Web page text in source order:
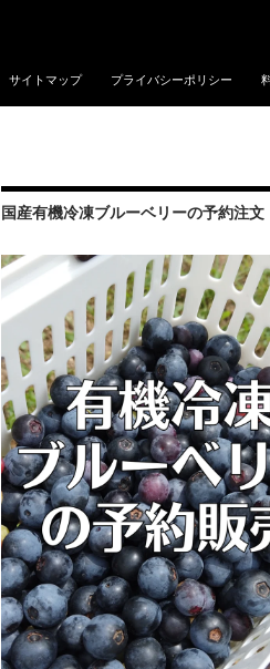
サイトマップ プライバシーポリシー
国産有機冷凍ブルーベリーの予約注文